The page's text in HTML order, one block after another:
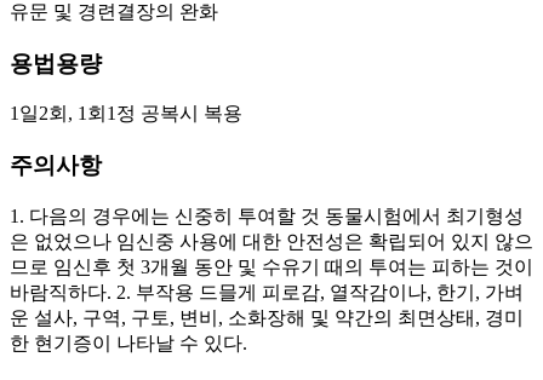
유문 및 경련결장의 완화
용법용량
1일2회, 1회1정 공복시 복용
주의사항
1. 다음의 경우에는 신중히 투여할 것 동물시험에서 최기형성
은 없었으나 임신중 사용에 대한 안전성은 확립되어 있지 않으
므로 임신후 첫 3개월 동안 및 수유기 때의 투여는 피하는 것이
바람직하다. 2. 부작용 드믈게 피로감, 열작감이나, 한기, 가벼
운 설사, 구역, 구토, 변비, 소화장해 및 약간의 최면상태, 경미
한 현기증이 나타날 수 있다.